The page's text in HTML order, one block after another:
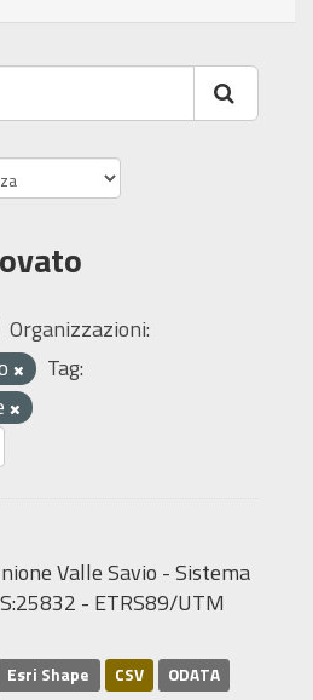
Organizzazioni:
Tag:
Valle Savio - Sistema
- ETRS89/UTM
Esri Shape CSV ODATA